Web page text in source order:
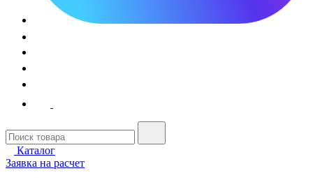
Каталог
Заявка на расчет